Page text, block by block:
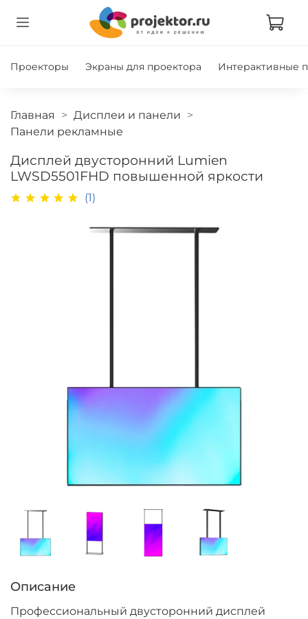
Проекторы Экраны для проектора Интерактивные
Главная
Дисплеи и панели
Панели рекламные
Дисплей двусторонний Lumien
LWSD5501FHD повышенной яркости
(1)
Описание
Профессиональный двусторонний дисплей